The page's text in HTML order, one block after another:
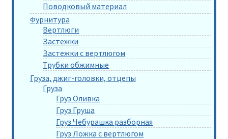
Поводковый материал
Фурнитура
Вертлюги
Застежки
Застежки с вертлюгом
Трубки обжимные
Груза, джиг-головки, отцепы
Груза
Груз Оливка
Груз Груша
Груз Чебурашка разборная
Груз Ложка с вертлюгом